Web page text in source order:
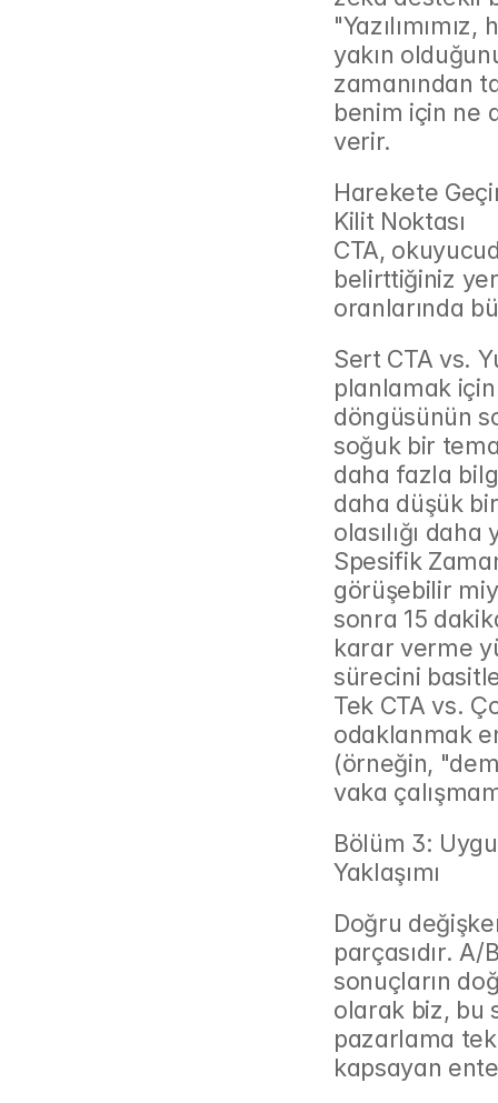
yakın
zamanından
benim için ne
verir.
Harekete
Kilit Noktası
CTA,
belirttiğiniz
oranlarında
Sert CTA vs.
planlamak için
döngüsünün
soğuk bir
daha fazla
daha düşük
olasılığı
Spesifik
görüşebilir
sonra 15
karar verme
sürecini
Tek CTA vs.
odaklanmak
(örneğin,
vaka
Bölüm 3:
Yaklaşımı
Doğru
parçasıdır.
sonuçların
olarak biz, bu
pazarlama
kapsayan